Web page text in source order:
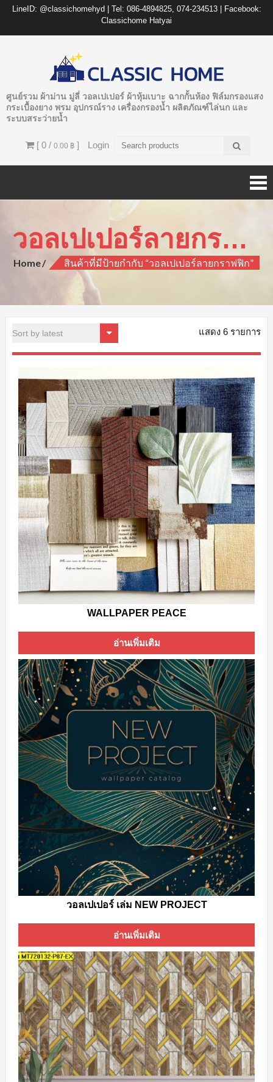
LineID: @classichomehyd | Tel: 086-4894825, 074-234513 | Facebook:
Classichome Hatyai
ศูนย์รวม ผ้าม่าน มู่ลี่ วอลเปเปอร์ ผ้าหุ้มเบาะ ฉากกั้นห้อง ฟิล์มกรองแสง
กระเบื้องยาง พรม อุปกรณ์ราง เครื่องกรองน้ำ ผลิตภัณฑ์ไล่นก และ
ระบบสระว่ายน้ำ
[ 0 / 0.00 ฿ ] Login
วอลเปเปอร์ลายกราฟฟิก
Home สินค้าที่มีป้ายกำกับ “วอลเปเปอร์ลายกราฟฟิก”
แสดง 6 รายการ
WALLPAPER PEACE
อ่านเพิ่มเติม
วอลเปเปอร์ เล่ม NEW PROJECT
อ่านเพิ่มเติม